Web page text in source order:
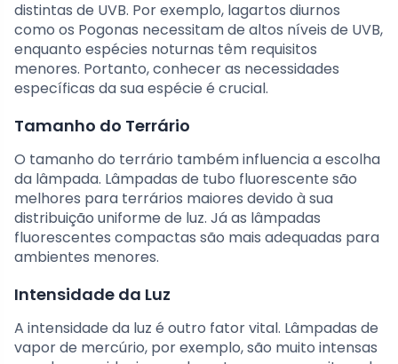
distintas de UVB. Por exemplo, lagartos diurnos
como os Pogonas necessitam de altos níveis de UVB,
enquanto espécies noturnas têm requisitos
menores. Portanto, conhecer as necessidades
específicas da sua espécie é crucial.
Tamanho do Terrário
O tamanho do terrário também influencia a escolha
da lâmpada. Lâmpadas de tubo fluorescente são
melhores para terrários maiores devido à sua
distribuição uniforme de luz. Já as lâmpadas
fluorescentes compactas são mais adequadas para
ambientes menores.
Intensidade da Luz
A intensidade da luz é outro fator vital. Lâmpadas de
vapor de mercúrio, por exemplo, são muito intensas